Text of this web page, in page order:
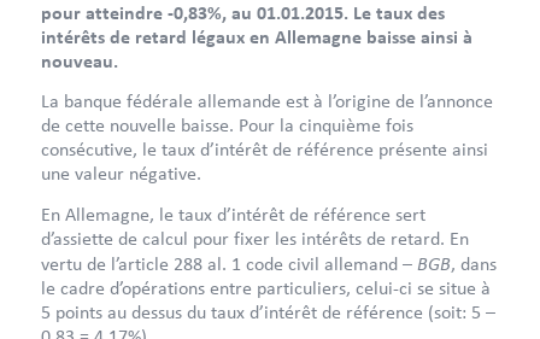
pour atteindre -0,83%, au 01.01.2015. Le taux des
intérêts de retard légaux en Allemagne baisse ainsi à
nouveau.
La banque fédérale allemande est à l’origine de l’annonce
de cette nouvelle baisse. Pour la cinquième fois
consécutive, le taux d’intérêt de référence présente ainsi
une valeur négative.
En Allemagne, le taux d’intérêt de référence sert
d’assiette de calcul pour fixer les intérêts de retard. En
vertu de l’article 288 al. 1 code civil allemand – BGB, dans
le cadre d’opérations entre particuliers, celui-ci se situe à
5 points au dessus du taux d’intérêt de référence (soit: 5 –